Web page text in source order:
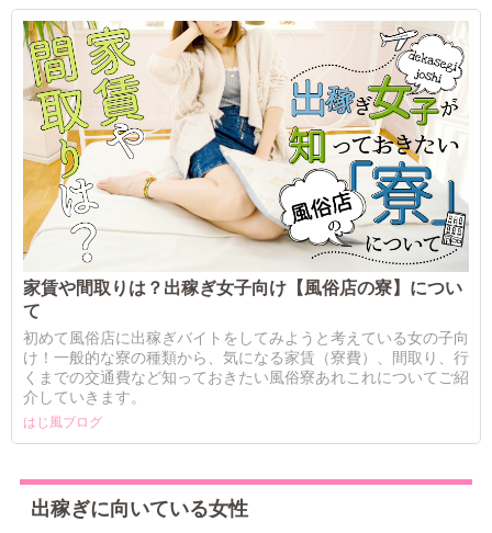
家賃や間取りは？出稼ぎ女子向け【風俗店の寮】につい
て
初めて風俗店に出稼ぎバイトをしてみようと考えている女の子向
け！一般的な寮の種類から、気になる家賃（寮費）、間取り、行
くまでの交通費など知っておきたい風俗寮あれこれについてご紹
介していきます。
はじ風ブログ
出稼ぎに向いている女性